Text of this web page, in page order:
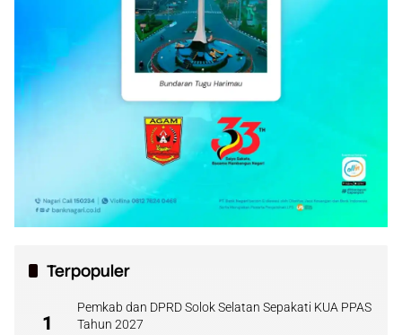
Terpopuler
1
Pemkab dan DPRD Solok Selatan Sepakati KUA PPAS
Tahun 2027